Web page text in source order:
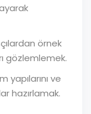
örnek
gözlemlemek.
yapılarını ve
hazırlamak.